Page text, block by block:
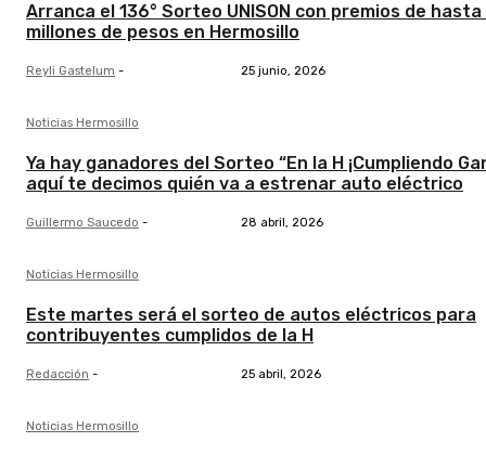
Arranca el 136° Sorteo UNISON con premios de hasta
millones de pesos en Hermosillo
Reyli Gastelum - 25 junio, 2026
Noticias Hermosillo
Ya hay ganadores del Sorteo “En la H ¡Cumpliendo
aquí te decimos quién va a estrenar auto eléctrico
Guillermo Saucedo - 28 abril, 2026
Noticias Hermosillo
Este martes será el sorteo de autos eléctricos para
contribuyentes cumplidos de la H
Redacción - 25 abril, 2026
Noticias Hermosillo